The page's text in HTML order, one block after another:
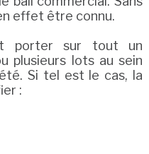
effet être connu.
porter sur tout un
plusieurs lots au sein
Si tel est le cas, la
: